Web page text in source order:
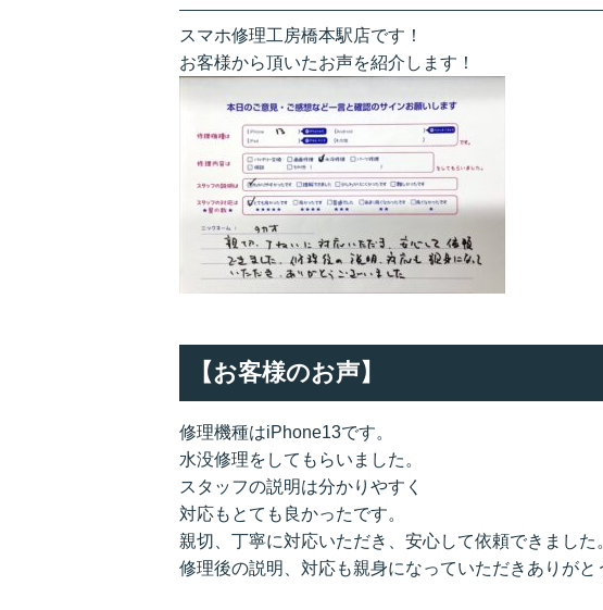
スマホ修理工房橋本駅店です！
お客様から頂いたお声を紹介します！
【お客様のお声】
修理機種はiPhone13です。
水没修理をしてもらいました。
スタッフの説明は分かりやすく
対応もとても良かったです。
親切、丁寧に対応いただき、安心して依頼できました
修理後の説明、対応も親身になっていただきありがと